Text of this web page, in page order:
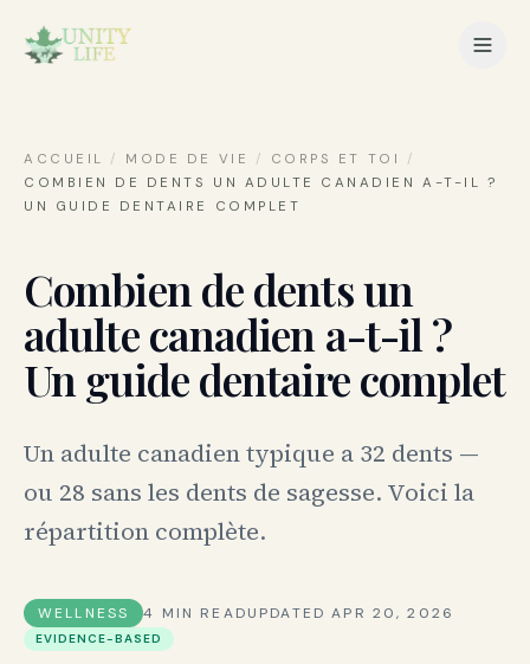
ACCUEIL / MODE DE VIE / CORPS ET TOI
/
COMBIEN DE DENTS UN ADULTE CANADIEN A-T-IL ?
UN GUIDE DENTAIRE COMPLET
Combien de dents un
adulte canadien a-t-il ?
Un guide dentaire complet
Un adulte canadien typique a 32 dents —
ou 28 sans les dents de sagesse. Voici la
répartition complète.
WELLNESS 4 MIN READUPDATED APR 20, 2026
EVIDENCE-BASED